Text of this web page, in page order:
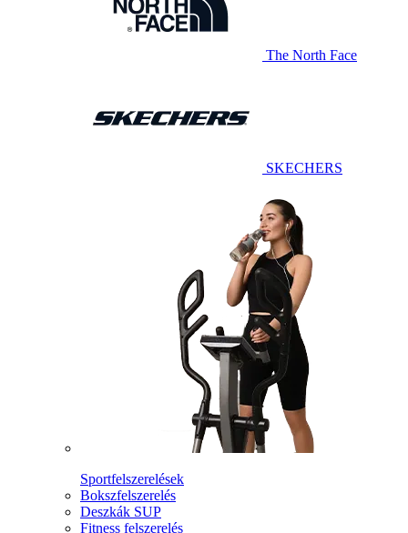
The North Face
SKECHERS
Sportfelszerelések
Bokszfelszerelés
Deszkák SUP
Fitness felszerelés